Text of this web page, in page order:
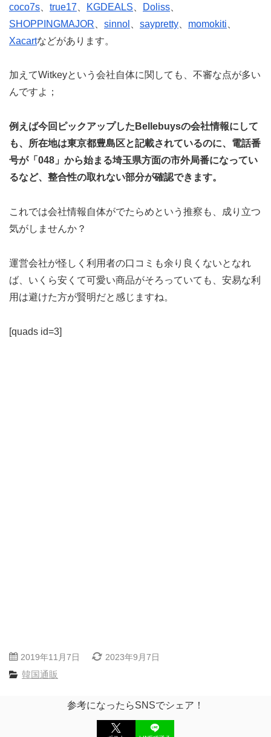
coco7s
true17 KGDEALS Doliss
SHOPPINGMAJOR
sinnol saypretty momokiti
Xacartなどがあります。
加えてWitkeyという会社自体に関しても、不審な点が多い
んですよ；
例えば今回ピックアップしたBellebuysの会社情報にして
も、所在地は東京都豊島区と記載されているのに、電話番
号が「048」から始まる埼玉県方面の市外局番になってい
るなど、整合性の取れない部分が確認できます。
これでは会社情報自体がでたらめという推察も、成り立つ
気がしませんか？
運営会社が怪しく利用者の口コミも余り良くないとなれ
ば、いくら安くて可愛い商品がそろっていても、安易な利
用は避けた方が賢明だと感じますね。
[quads id=3]
2019年11月7日 2023年9月7日
韓国通販
参考になったらSNSでシェア！